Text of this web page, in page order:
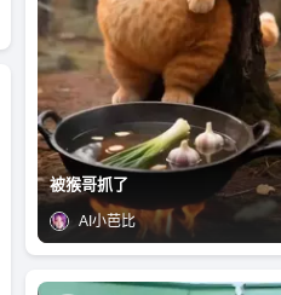
被猴哥抓了
AI小芭比